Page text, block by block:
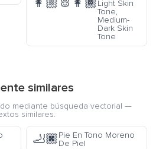
👩🏼‍🐰‍👩🏾Light Skin
Tone,
Medium-
Dark Skin
Tone
similares
mediante búsqueda vectorial —
similares.
🦶🏿Pie En Tono Moreno
De Piel